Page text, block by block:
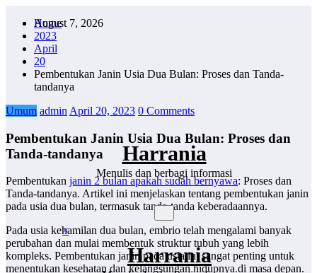
content
August 7, 2026
Harrania
Menulis dan berbagi informasi
×
Harrania
Home
2023
April
20
Pembentukan Janin Usia Dua Bulan: Proses dan Tanda-
tandanya
Umum admin April 20, 2023 0 Comments
Pembentukan Janin Usia Dua Bulan: Proses dan
Tanda-tandanya
Pembentukan janin 2 bulan apakah sudah bernyawa: Proses dan
Tanda-tandanya. Artikel ini menjelaskan tentang pembentukan janin
pada usia dua bulan, termasuk tanda-tanda keberadaannya.
Pada usia kehamilan dua bulan, embrio telah mengalami banyak
perubahan dan mulai membentuk struktur tubuh yang lebih
kompleks. Pembentukan janin pada usia ini sangat penting untuk
menentukan kesehatan dan kelangsungan hidupnya di masa depan.